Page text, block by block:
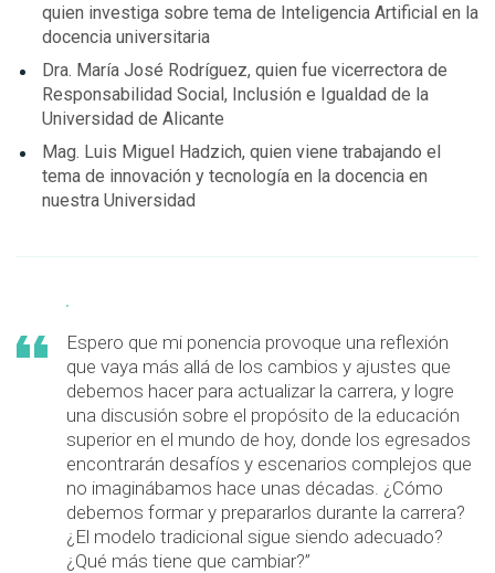
quien investiga sobre tema de Inteligencia Artificial en la
docencia universitaria
Dra. María José Rodríguez, quien fue vicerrectora de
Responsabilidad Social, Inclusión e Igualdad de la
Universidad de Alicante
Mag. Luis Miguel Hadzich, quien viene trabajando el
tema de innovación y tecnología en la docencia en
nuestra Universidad
Espero que mi ponencia provoque una reflexión
que vaya más allá de los cambios y ajustes que
debemos hacer para actualizar la carrera, y logre
una discusión sobre el propósito de la educación
superior en el mundo de hoy, donde los egresados
encontrarán desafíos y escenarios complejos que
no imaginábamos hace unas décadas. ¿Cómo
debemos formar y prepararlos durante la carrera?
¿El modelo tradicional sigue siendo adecuado?
¿Qué más tiene que cambiar?”